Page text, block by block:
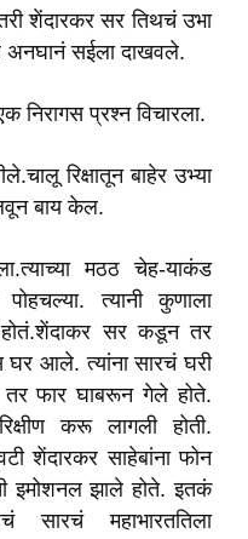
शेंदारकर सर तिथचं उभा
सईला दाखवले.
निरागस प्रश्न विचारला.
रिक्षातून बाहेर उभ्या
बाय केल.
मठठ चेह-याकंड
त्यानी कुणाला
सर कडून तर
घर आले. त्यांना सारचं घरी
तर फार घाबरून गेले होते.
करू लागली होती.
शेंदारकर साहेबांना फोन
इमोशनल झाले होते. इतकं
सारचं महाभारततिला